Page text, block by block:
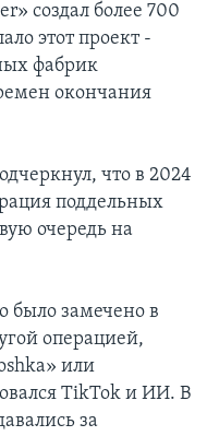
создал более 700
этот проект -
фабрик
окончания
что в 2024
поддельных
очередь на
было замечено в
операцией,
или
TikTok и ИИ. В
за